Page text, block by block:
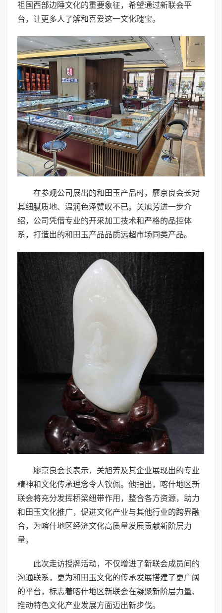
祖国西部边陲文化的重要象征，希望通过新联会平
台，让更多人了解和喜爱这一文化瑰宝。
在参观公司展出的和田玉产品时，廖京良会长对
其细腻质地、温润色泽赞叹不已。关旭芳进一步介
绍，公司凭借专业的开采加工技术和严格的品控体
系，打造出的和田玉产品品质远超市场同类产品。
廖京良会长表示，关旭芳及其企业展现出的专业
精神和文化传承理念令人钦佩。他指出，喀什地区新
联会将充分发挥桥梁纽带作用，整合各方资源，助力
和田玉文化推广，促进文化产业与其他行业的跨界融
合，为喀什地区经济文化高质量发展贡献新阶层力
量。
此次走访授牌活动，不仅增进了新联会成员间的
沟通联系，更为和田玉文化的传承发展搭建了更广阔
的平台，标志着喀什地区新联会在凝聚新阶层力量、
推动特色文化产业发展方面迈出新步伐。